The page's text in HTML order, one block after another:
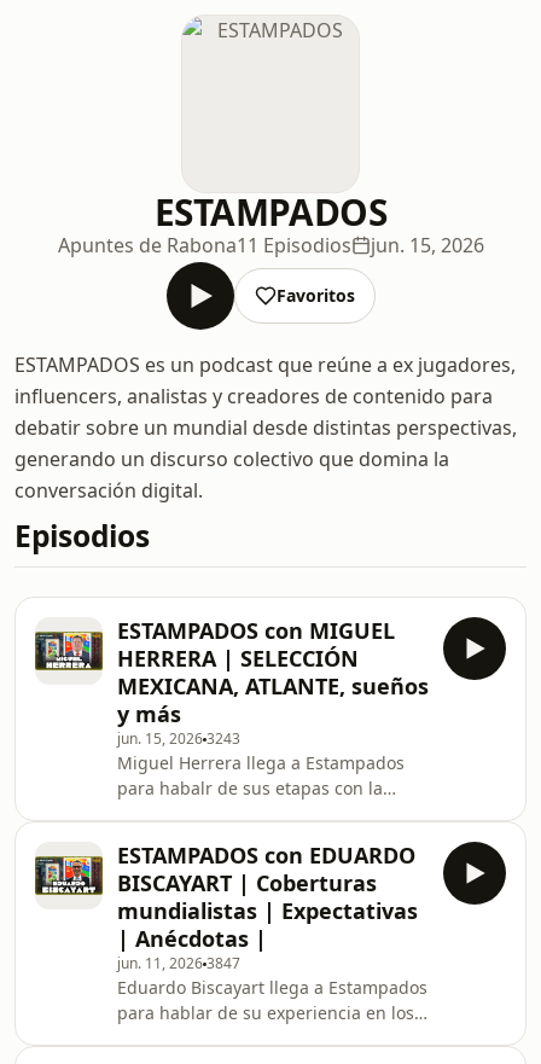
ESTAMPADOS
Apuntes de Rabona11 Episodios jun. 15, 2026
Favoritos
ESTAMPADOS es un podcast que reúne a ex jugadores,
influencers, analistas y creadores de contenido para
debatir sobre un mundial desde distintas perspectivas,
generando un discurso colectivo que domina la
conversación digital.
Episodios
ESTAMPADOS con MIGUEL
HERRERA | SELECCIÓN
MEXICANA, ATLANTE, sueños
y más
jun. 15, 20263243
Miguel Herrera llega a Estampados
para habalr de sus etapas con la
Atlante y mucho más.
ESTAMPADOS con EDUARDO
BISCAYART | Coberturas
mundialistas | Expectativas
| Anécdotas |
jun. 11, 20263847
Eduardo Biscayart llega a Estampados
para hablar de su experiencia en los